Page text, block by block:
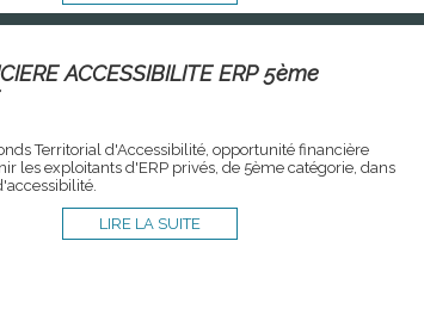
ACCESSIBILITE ERP 5ème
Territorial d'Accessibilité, opportunité financière
les exploitants d'ERP privés, de 5ème catégorie, dans
LIRE LA SUITE